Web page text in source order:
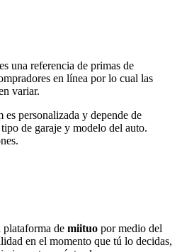
una referencia de primas de
en línea por lo cual las
variar.
personalizada y depende de
de garaje y modelo del auto.
plataforma de miituo por medio del
en el momento que tú lo decidas,